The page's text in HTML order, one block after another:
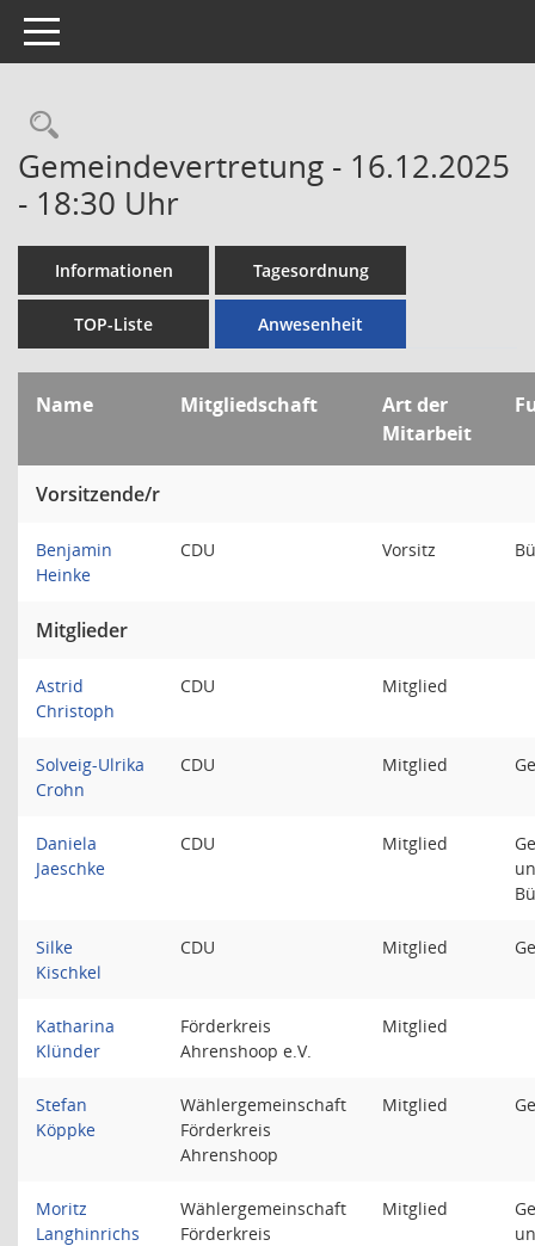
Toggle navigation
Rechercheauswahl
Gemeindevertretung - 16.12.2025
- 18:30 Uhr
Informationen Tagesordnung
TOP-Liste Anwesenheit
Name Mitgliedschaft
Art der
Mitarbeit
Vorsitzende/r
Benjamin
Heinke
CDU Vorsitz
Mitglieder
Astrid
Christoph
CDU Mitglied
Solveig-Ulrika
Crohn
CDU Mitglied
Daniela
Jaeschke
CDU Mitglied
Silke
Kischkel
CDU Mitglied
Katharina
Klünder
Förderkreis
Ahrenshoop e.V.
Mitglied
Stefan
Köppke
Wählergemeinschaft
Förderkreis
Ahrenshoop
Mitglied
Moritz
Langhinrichs
Wählergemeinschaft
Förderkreis
Mitglied